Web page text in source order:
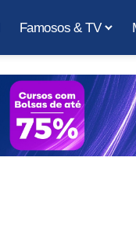
Famosos & TV